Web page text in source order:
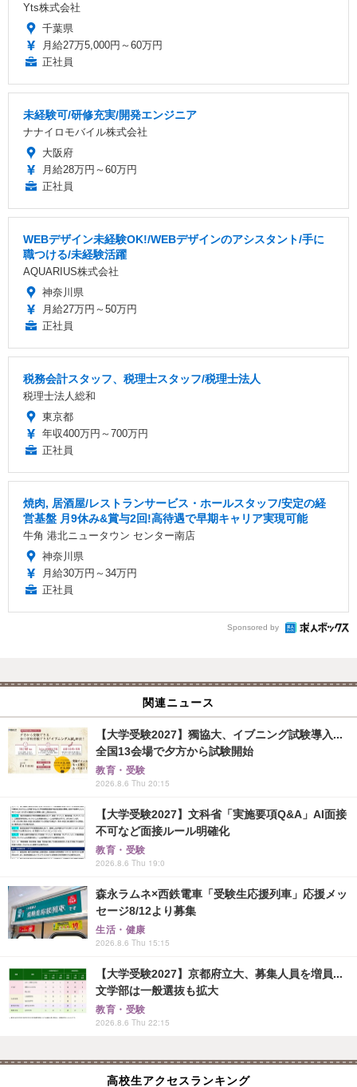
Yts株式会社
千葉県
月給27万5,000円～60万円
正社員
未経験可/研修充実/開発エンジニア
ナナイロモバイル株式会社
大阪府
月給28万円～60万円
正社員
WEBデザイン未経験OK!/WEBデザインのアシスタント/手に
職つける/未経験活躍
AQUARIUS株式会社
神奈川県
月給27万円～50万円
正社員
税務会計スタッフ、税理士スタッフ/税理士法人
税理士法人総和
東京都
年収400万円～700万円
正社員
焼肉, 居酒屋/レストランサービス・ホールスタッフ/安定の経
営基盤 月9休み&賞与2回!高待遇で早期キャリア実現可能
牛角 港北ニュータウン センター南店
神奈川県
月給30万円～34万円
正社員
Sponsored by
関連ニュース
【大学受験2027】獨協大、イブニング試験導入...
全国13会場で夕方から試験開始
教育・受験
2026.8.6 Thu 20:15
【大学受験2027】文科省「実施要項Q&A」AI面接
不可など面接ルール明確化
教育・受験
2026.8.6 Thu 19:0
森永ラムネ×西鉄電車「受験生応援列車」応援メッ
セージ8/12より募集
生活・健康
2026.8.6 Thu 15:15
【大学受験2027】京都府立大、募集人員を増員...
文学部は一般選抜も拡大
教育・受験
2026.8.6 Thu 22:15
高校生アクセスランキング